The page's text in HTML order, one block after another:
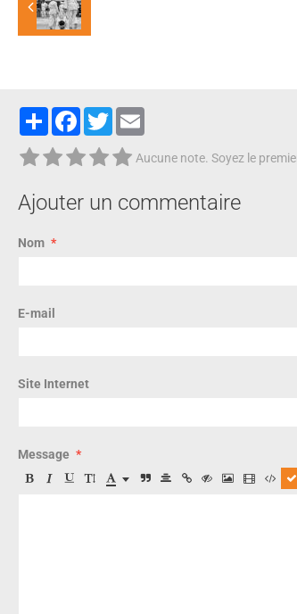
PartagerFacebook
Twitter
Aucune note. Soyez le
Ajouter un commentaire
Nom
E-mail
Site Internet
Message